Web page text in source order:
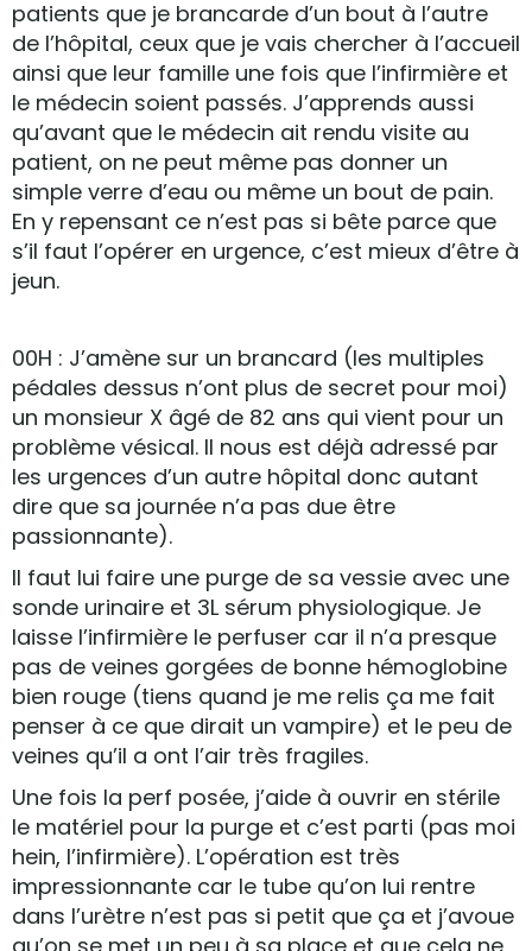
patients que je brancarde d’un bout à l’autre
de l’hôpital, ceux que je vais chercher à l’accueil
ainsi que leur famille une fois que l’infirmière et
le médecin soient passés. J’apprends aussi
qu’avant que le médecin ait rendu visite au
patient, on ne peut même pas donner un
simple verre d’eau ou même un bout de pain.
En y repensant ce n’est pas si bête parce que
s’il faut l’opérer en urgence, c’est mieux d’être à
jeun.
00H : J’amène sur un brancard (les multiples
pédales dessus n’ont plus de secret pour moi)
un monsieur X âgé de 82 ans qui vient pour un
problème vésical. Il nous est déjà adressé par
les urgences d’un autre hôpital donc autant
dire que sa journée n’a pas due être
passionnante).
Il faut lui faire une purge de sa vessie avec une
sonde urinaire et 3L sérum physiologique. Je
laisse l’infirmière le perfuser car il n’a presque
pas de veines gorgées de bonne hémoglobine
bien rouge (tiens quand je me relis ça me fait
penser à ce que dirait un vampire) et le peu de
veines qu’il a ont l’air très fragiles.
Une fois la perf posée, j’aide à ouvrir en stérile
le matériel pour la purge et c’est parti (pas moi
hein, l’infirmière). L’opération est très
impressionnante car le tube qu’on lui rentre
dans l’urètre n’est pas si petit que ça et j’avoue